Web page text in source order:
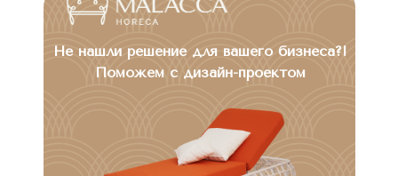
Не нашли решение для вашего бизнеса?!
Поможем с дизайн-проектом
В сети пиццерий"СИЦИЛИЯ"
мебель от
летних террасах, создавая идеальные
условия для отдыха и обедов на свежем
населенных пунктах Краснодарского
края, Ростовской и Липецкой областях, и
мебель из экоротанга добавляет
заведениям элегантности и стиля.